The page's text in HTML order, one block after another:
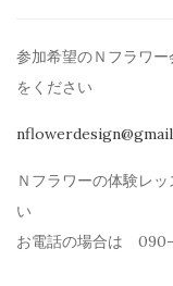
参加希望のＮフラワ
を ください
Ｎフラワーの体験レ
い
お電話の場合は